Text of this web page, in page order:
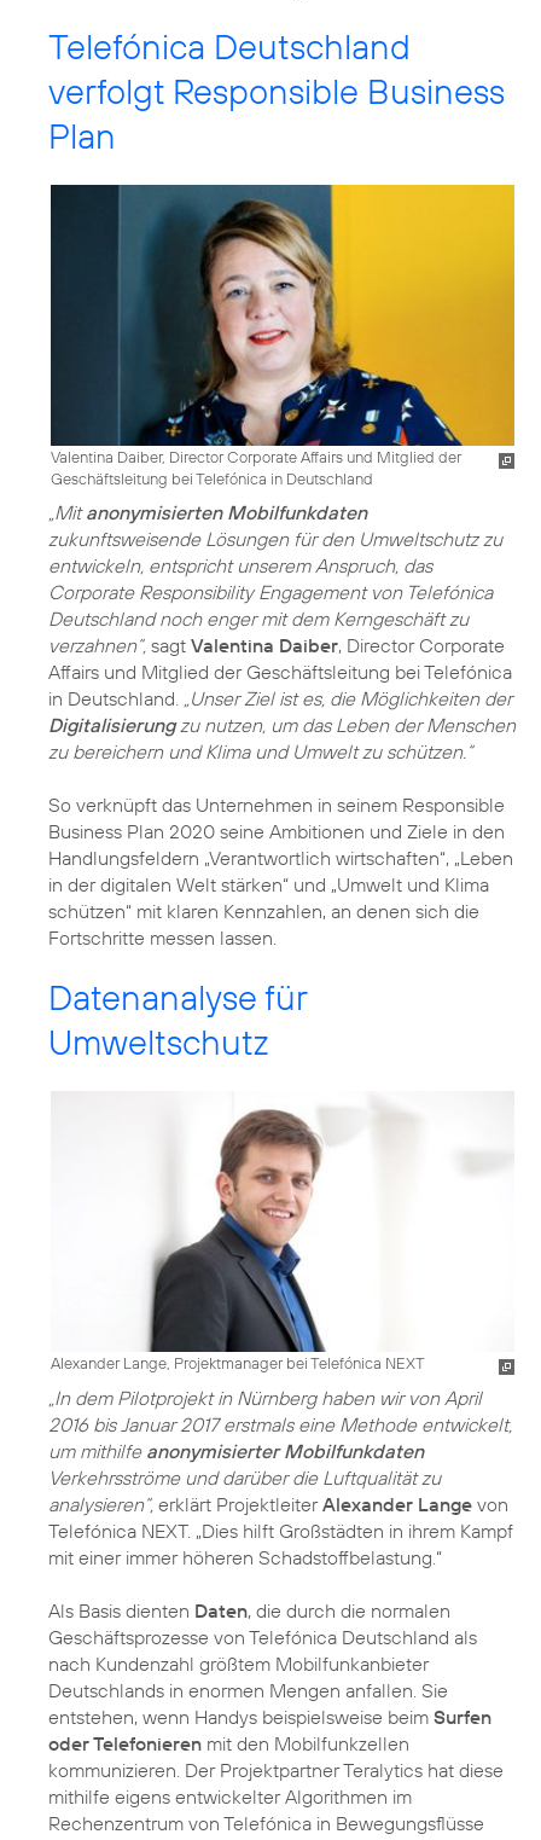
Telefónica Deutschland
verfolgt Responsible Business
Plan
Valentina Daiber, Director Corporate Affairs und Mitglied der
Geschäftsleitung bei Telefónica in Deutschland
„Mitanonymisierten Mobilfunkdaten
zukunftsweisende Lösungen für den Umweltschutzzu
entwickeln, entspricht unserem Anspruch, das
Corporate Responsibility Engagement von Telefónica
Deutschland noch enger mit dem Kerngeschäft zu
verzahnen“, sagt Valentina Daiber, Director Corporate
Affairs und Mitglied der Geschäftsleitung bei Telefónica
in Deutschland. „Unser Ziel ist es, die Möglichkeiten der
Digitalisierungzu nutzen, um das Leben der Menschen
zu bereichern und Klima und Umwelt zu schützen.“
So verknüpft das Unternehmen in seinem Responsible
Business Plan 2020 seine Ambitionen und Ziele in den
Handlungsfeldern „Verantwortlich wirtschaften“, „Leben
in der digitalen Welt stärken“ und „Umwelt und Klima
schützen“ mit klaren Kennzahlen, an denen sich die
Fortschritte messen lassen.
Datenanalyse für
Umweltschutz
Alexander Lange, Projektmanager bei Telefónica NEXT
„In dem Pilotprojekt in Nürnberg haben wir von April
2016 bis Januar 2017 erstmals eine Methode entwickelt,
um mithilfe anonymisierter Mobilfunkdaten
Verkehrsströme und darüber die Luftqualität zu
analysieren“, erklärt ProjektleiterAlexander Lange von
Telefónica NEXT. „Dies hilft Großstädten in ihrem Kampf
mit einer immer höheren Schadstoffbelastung.“
Als Basis dienten Daten, die durch die normalen
Geschäftsprozesse von Telefónica Deutschland als
nach Kundenzahl größtem Mobilfunkanbieter
Deutschlands in enormen Mengen anfallen. Sie
entstehen, wenn Handys beispielsweise beim Surfen
oder Telefonieren mit den Mobilfunkzellen
kommunizieren. Der Projektpartner Teralytics hat diese
mithilfe eigens entwickelter Algorithmen im
Rechenzentrum von Telefónica in Bewegungsflüsse